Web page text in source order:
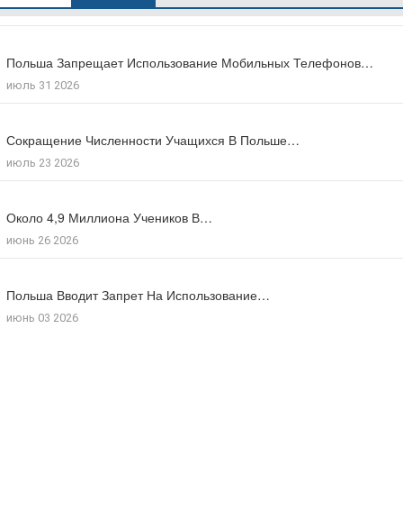
Польша Запрещает Использование Мобильных Телефонов…
июль 31 2026
Сокращение Численности Учащихся В Польше…
июль 23 2026
Около 4,9 Миллиона Учеников В…
июнь 26 2026
Польша Вводит Запрет На Использование…
июнь 03 2026
В Польше Выросла Ожидаемая Продолжительность…
июль 27 2026
Число Зарегистрированных Преступлений На Почве…
июль 17 2026
Большинство Поляков Поддерживают Сокращение Рабочего…
июль 09 2026
Число Иностранцев, Получивших Польское Гражданство…
мая 18 2026